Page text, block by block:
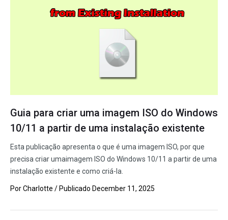
Guia para criar uma imagem ISO do Windows
10/11 a partir de uma instalação existente
Esta publicação apresenta o que é uma imagem ISO, por que
precisa criar umaimagem ISO do Windows 10/11 a partir de uma
instalação existente e como criá-la.
PorCharlotte / Publicado December 11, 2025